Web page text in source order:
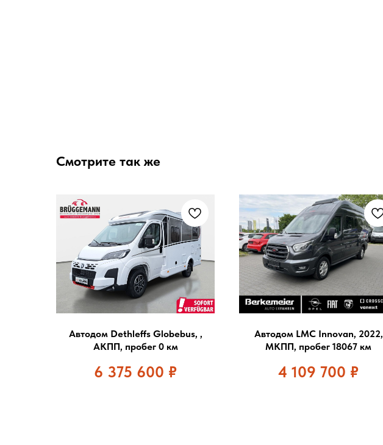
Смотрите так же
Автодом Dethleffs Globebus, ,
АКПП, пробег 0 км
6 375 600 ₽
Автодом LMC Innovan, 2022,
МКПП, пробег 18067 км
4 109 700 ₽